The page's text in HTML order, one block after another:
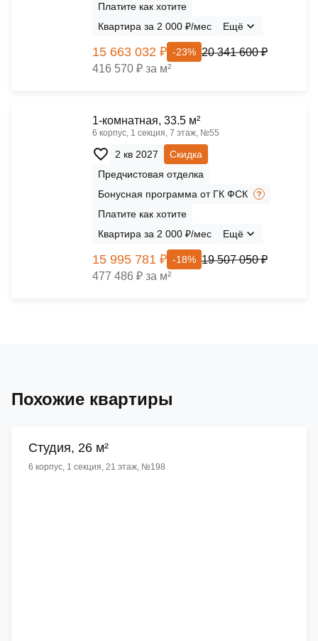
Платите как хотите
Квартира за 2 000 ₽/мес
Ещё
15 663 032 ₽ -23% 20 341 600 ₽
416 570 ₽ за м²
1-комнатная, 33.5 м²
6 корпус, 1 секция, 7 этаж, №55
2 кв 2027
Скидка
Предчистовая отделка
Бонусная программа от ГК ФСК
Платите как хотите
Квартира за 2 000 ₽/мес
Ещё
15 995 781 ₽ -18% 19 507 050 ₽
477 486 ₽ за м²
Похожие квартиры
Cтудия, 26 м²
6 корпус, 1 секция, 21 этаж, №198